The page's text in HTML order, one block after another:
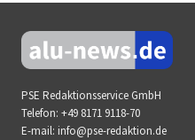
PSE Redaktionsservice GmbH
Telefon: +49 8171 9118-70
E-mail: info@pse-redaktion.de